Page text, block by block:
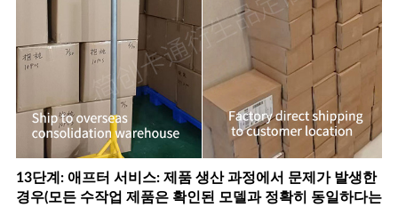
13단계: 애프터 서비스: 제품 생산 과정에서 문제가 발생한
경우(모든 수작업 제품은 확인된 모델과 정확히 동일하다는